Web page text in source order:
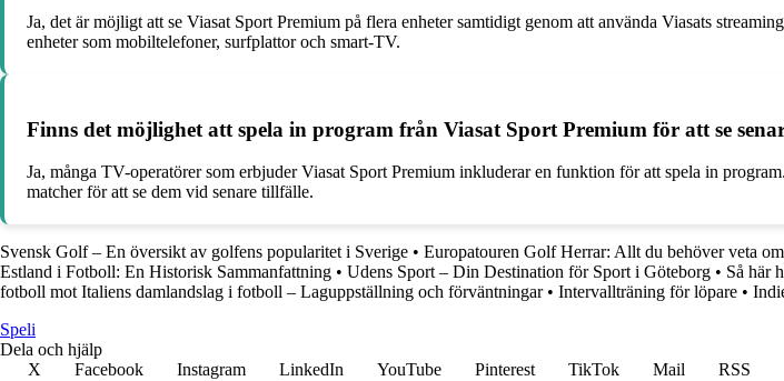
Ja, det är möjligt att se Viasat Sport Premium på flera enheter samtidigt genom att använda Viasats
enheter som mobiltelefoner, surfplattor och smart-TV.
Finns det möjlighet att spela in program från Viasat Sport Premium för att se
Ja, många TV-operatörer som erbjuder Viasat Sport Premium inkluderar en funktion för att spela in
matcher för att se dem vid senare tillfälle.
Svensk Golf – En översikt av golfens popularitet i Sverige • Europatouren Golf Herrar: Allt du behöver veta
Estland i Fotboll: En Historisk Sammanfattning • Udens Sport – Din Destination för Sport i Göteborg • Så här
fotboll mot Italiens damlandslag i fotboll – Laguppställning och förväntningar• Intervallträning för löpare •
Speli
Dela och hjälp
X
Facebook Instagram LinkedIn YouTube Pinterest TikTok Mail
RSS